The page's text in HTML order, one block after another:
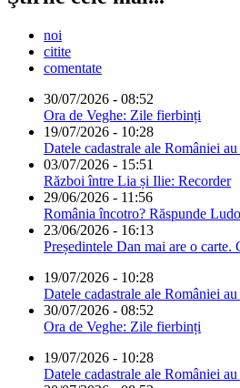
noi
citite
comentate
30/07/2026 - 08:52
Ora de Veghe: Zile fierbinți
19/07/2026 - 10:28
Datele cadastrale ale României
03/07/2026 - 15:51
Război între Lia și Ilie: Recorder
29/06/2026 - 11:56
România încotro? Răspunde
23/06/2026 - 16:13
Președintele Dan mai are o carte.
19/07/2026 - 10:28
Datele cadastrale ale României
30/07/2026 - 08:52
Ora de Veghe: Zile fierbinți
19/07/2026 - 10:28
Datele cadastrale ale României